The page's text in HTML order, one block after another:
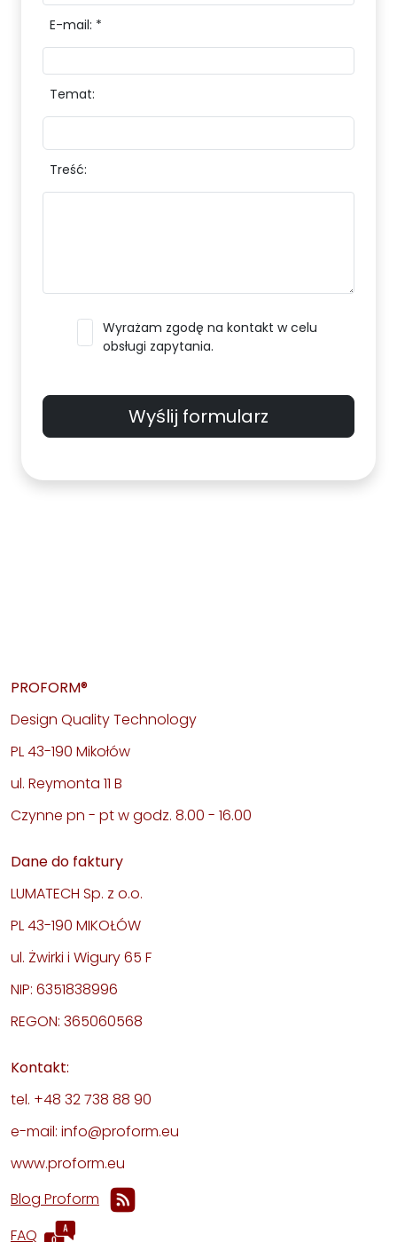
E-mail: *
Temat:
Treść:
Wyrażam zgodę na kontakt w celu
obsługi zapytania.
Wyślij formularz
PROFORM®
Design Quality Technology
PL 43-190 Mikołów
ul. Reymonta 11 B
Czynne pn - pt w godz. 8.00 - 16.00
Dane do faktury
LUMATECH Sp. z o.o.
PL 43-190 MIKOŁÓW
ul. Żwirki i Wigury 65 F
NIP: 6351838996
REGON: 365060568
Kontakt:
tel. +48 32 738 88 90
e-mail: info@proform.eu
www.proform.eu
Blog Proform
FAQ